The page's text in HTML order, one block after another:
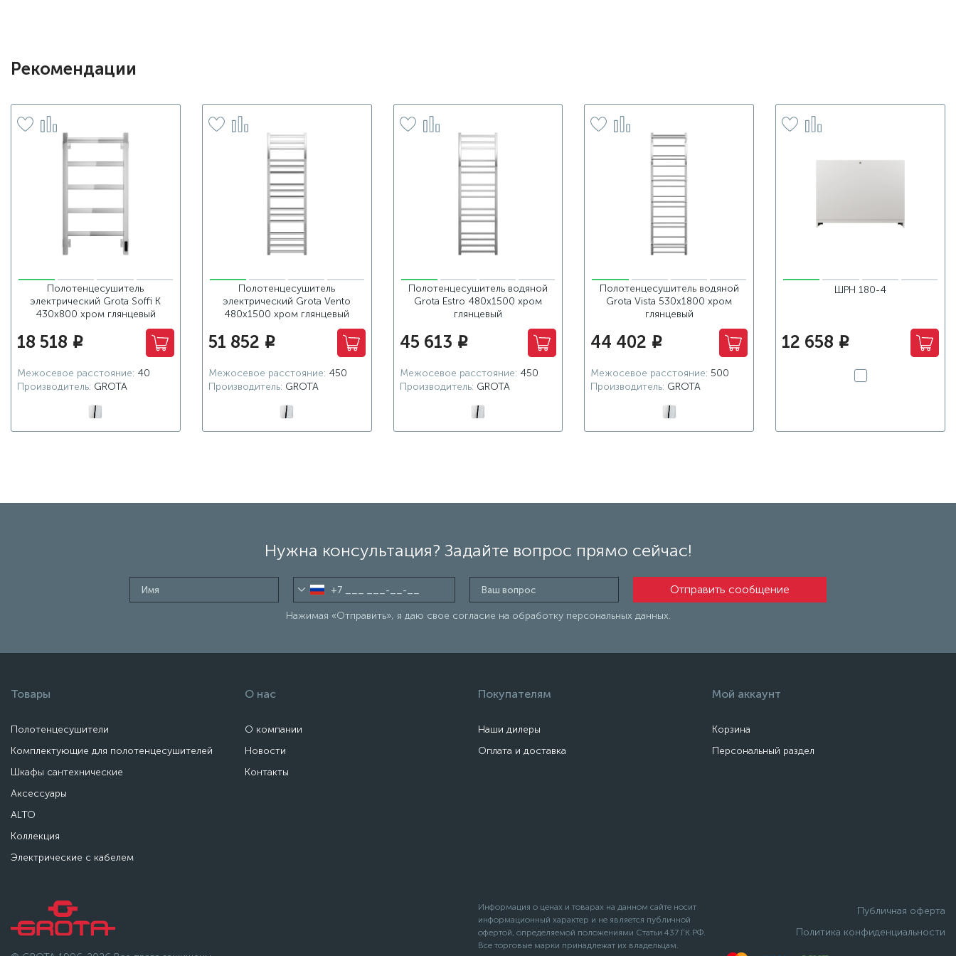
Рекомендации
Полотенцесушитель
электрический Grota Soffi K
430х800 хром глянцевый
18 518 i
Межосевое расстояние: 40
Производитель: GROTA
Полотенцесушитель
электрический Grota Vento
480x1500 хром глянцевый
51 852 i
Межосевое расстояние: 450
Производитель: GROTA
Полотенцесушитель водяной
Grota Estro 480x1500 хром
глянцевый
45 613 i
Межосевое расстояние: 450
Производитель: GROTA
Полотенцесушитель водяной
Grota Vista 530х1800 хром
глянцевый
44 402 i
Межосевое расстояние: 500
Производитель: GROTA
ШРН 180-4
12 658 i
Нужна консультация? Задайте вопрос прямо сейчас!
Нажимая «Отправить», я даю свое согласие на обработку персональных данных.
Товары
Полотенцесушители
Комплектующие для полотенцесушителей
Шкафы сантехнические
Аксессуары
ALTO
Коллекция
Электрические с кабелем
О нас
О компании
Новости
Контакты
Покупателям
Наши дилеры
Оплата и доставка
Мой аккаунт
Корзина
Персональный раздел
Информация о ценах и товарах на данном сайте носит
информационный характер и не является публичной
офертой, определяемой положениями Статьи 437 ГК РФ.
Все торговые марки принадлежат их владельцам.
Публичная оферта
Политика конфиденциальности